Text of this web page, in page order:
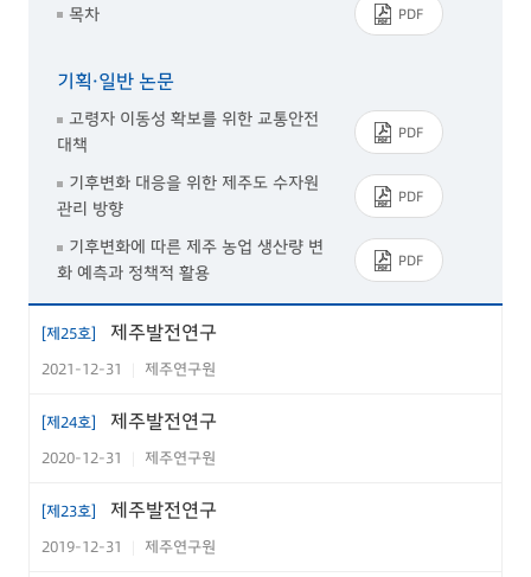
목차 PDF
기획·일반 논문
고령자 이동성 확보를 위한 교통안전
대책
PDF
기후변화 대응을 위한 제주도 수자원
관리 방향
PDF
기후변화에 따른 제주 농업 생산량 변
화 예측과 정책적 활용
PDF
사전투표제의 의미 및 과제
제주 여성 유통물류인으로서의 김만
안에 관한 연구
[제25호] 제주발전연구
2021-12-31 제주연구원
[제24호] 제주발전연구
2020-12-31 제주연구원
[제23호] 제주발전연구
2019-12-31 제주연구원